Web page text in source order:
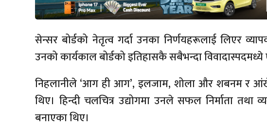
सेन्सर बोर्डको नेतृत्व गर्दा उनका निर्णयहरूलाई लिएर
उनको कार्यकाल बोर्डको इतिहासकै सबैभन्दा विवादास्पदमध्ये
निहलानीले ‘आग ही आग’, इलजाम, शोला और शबनम र
थिए। हिन्दी चलचित्र उद्योगमा उनले सफल निर्माता तथा
बनाएका थिए।